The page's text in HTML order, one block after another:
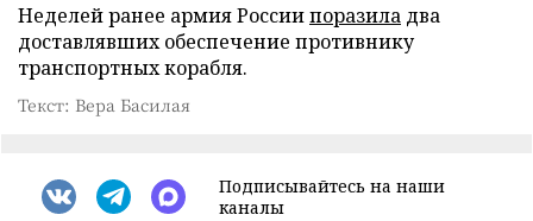
Неделей ранее армия Россиипоразила два
доставлявших обеспечение противнику
транспортных корабля.
Текст: Вера Басилая
Подписывайтесь на наши
каналы